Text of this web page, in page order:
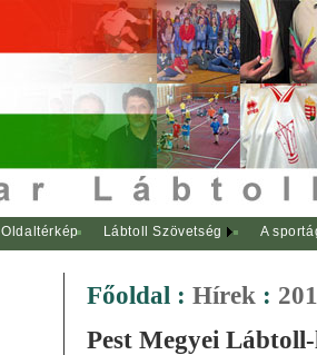
Oldaltérkép Lábtoll Szövetség
A
Főoldal : Hírek :
Pest Megyei